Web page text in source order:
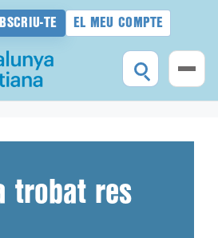
TE EL MEU COMPTE
trobat res